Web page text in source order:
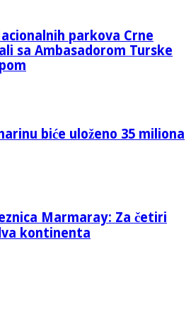
parkova Crne
sa Ambasadorom Turske
biće uloženo 35 miliona
Marmaray: Za četiri
kontinenta